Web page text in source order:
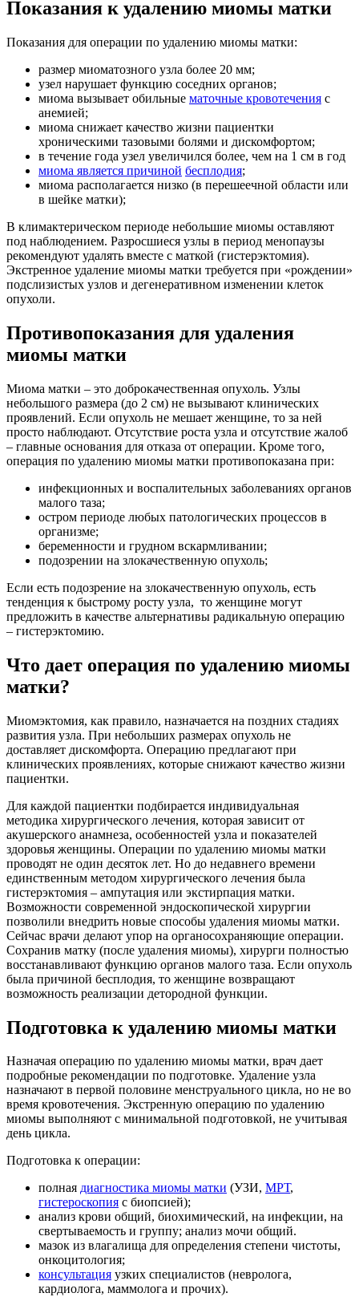
Показания к удалению миомы матки
Показания для операции по удалению миомы матки:
размер миоматозного узла более 20 мм;
узел нарушает функцию соседних органов;
миома вызывает обильные маточные кровотечения с
анемией;
миома снижает качество жизни пациентки
хроническими тазовыми болями и дискомфортом;
в течение года узел увеличился более, чем на 1 см в год
миома является причиной бесплодия;
миома располагается низко (в перешеечной области или
в шейке матки);
В климактерическом периоде небольшие миомы оставляют
под наблюдением. Разросшиеся узлы в период менопаузы
рекомендуют удалять вместе с маткой (гистерэктомия).
Экстренное удаление миомы матки требуется при «рождении»
подслизистых узлов и дегенеративном изменении клеток
опухоли.
Противопоказания для удаления
миомы матки
Миома матки – это доброкачественная опухоль. Узлы
небольшого размера (до 2 см) не вызывают клинических
проявлений. Если опухоль не мешает женщине, то за ней
просто наблюдают. Отсутствие роста узла и отсутствие жалоб
– главные основания для отказа от операции. Кроме того,
операция по удалению миомы матки противопоказана при:
инфекционных и воспалительных заболеваниях органов
малого таза;
остром периоде любых патологических процессов в
организме;
беременности и грудном вскармливании;
подозрении на злокачественную опухоль;
Если есть подозрение на злокачественную опухоль, есть
тенденция к быстрому росту узла, то женщине могут
предложить в качестве альтернативы радикальную операцию
– гистерэктомию.
Что дает операция по удалению миомы
матки?
Миомэктомия, как правило, назначается на поздних стадиях
развития узла. При небольших размерах опухоль не
доставляет дискомфорта. Операцию предлагают при
клинических проявлениях, которые снижают качество жизни
пациентки.
Для каждой пациентки подбирается индивидуальная
методика хирургического лечения, которая зависит от
акушерского анамнеза, особенностей узла и показателей
здоровья женщины. Операции по удалению миомы матки
проводят не один десяток лет. Но до недавнего времени
единственным методом хирургического лечения была
гистерэктомия – ампутация или экстирпация матки.
Возможности современной эндоскопической хирургии
позволили внедрить новые способы удаления миомы матки.
Сейчас врачи делают упор на органосохраняющие операции.
Сохранив матку (после удаления миомы), хирурги полностью
восстанавливают функцию органов малого таза. Если опухоль
была причиной бесплодия, то женщине возвращают
возможность реализации детородной функции.
Подготовка к удалению миомы матки
Назначая операцию по удалению миомы матки, врач дает
подробные рекомендации по подготовке. Удаление узла
назначают в первой половине менструального цикла, но не во
время кровотечения. Экстренную операцию по удалению
миомы выполняют с минимальной подготовкой, не учитывая
день цикла.
Подготовка к операции:
полная диагностика миомы матки (УЗИ, МРТ,
гистероскопия с биопсией);
анализ крови общий, биохимический, на инфекции, на
свертываемость и группу; анализ мочи общий.
мазок из влагалища для определения степени чистоты,
онкоцитология;
консультация узких специалистов (невролога,
кардиолога, маммолога и прочих).